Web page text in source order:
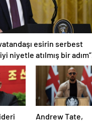
esirin serbest
niyetle atılmış bir adım”
Andrew Tate,